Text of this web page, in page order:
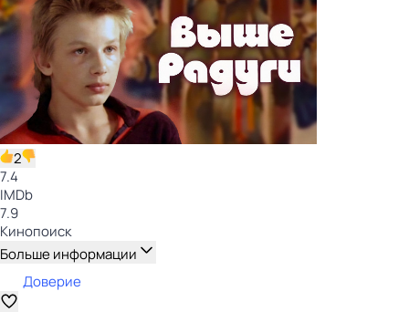
2
7.4
IMDb
7.9
Кинопоиск
Больше информации
Доверие